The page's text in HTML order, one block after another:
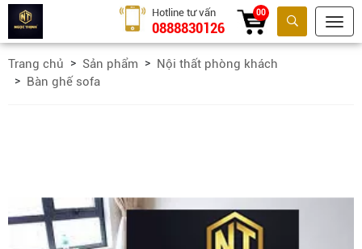
Tìm kiếm
Hotline tư vấn
0888830126
00
Trang chủ Sản phẩm
Nội thất phòng khách
Bàn ghế sofa